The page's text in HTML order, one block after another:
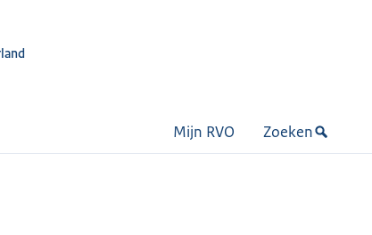
Mijn RVO Zoeken